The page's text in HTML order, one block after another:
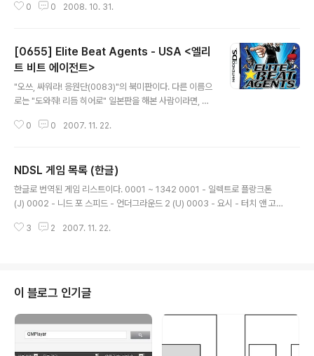
하면서 살명 된다. 이벤트 처럼 해결해야하는 일이 발생하
oad/r4.html http://www.r4ds-a.com/ http://be4u.tistory.com/cate
0 0 2008. 10. 31.
[0655] Elite Beat Agents - USA <엘리
트 비트 에이전트>
"오쓰, 싸워라! 응원단(0083)"의 북미판이다. 다른 이름으
로는 "도와줘! 리듬 히어로" 일본판을 해본 사람이라면, 제
르단다. 단순한 번역판이 아니라 음악, 그래픽 모두 다르게
라빈', '자미로콰이', '후바스탱크'와 같은 가수들의 음악이
있다고 한다. 음... 일단 한 번 해보고 다시 글을 남기겠다~
^^ =================================
=== 개인적으로 일본판보다 더 재미있다~^^ 내용을 조금
0 0 2007. 11. 22.
NDSL 게임 목록 (한글)
한글로 번역된 게임 리스트이다. 0001 ~ 1342 0001 - 일렉트로 플랑크톤
(J) 0002 - 니드 포 스피드 - 언더그라운드 2 (U) 0003 - 요시 - 터치 앤 고
(U) 0006 - 직감일필 (U) 0007 - 뿌요 뿌요 피버 (J) 0008 - 팩-픽스 (U) 0
스 (J) 0017 - 릿지 레이서..
3 2 2007. 11. 22.
이 블로그 인기글